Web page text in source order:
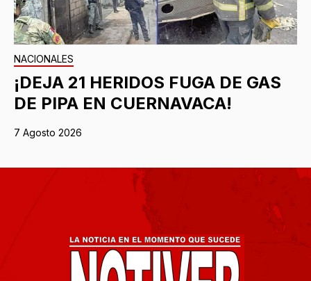
NACIONALES
¡DEJA 21 HERIDOS FUGA DE GAS
DE PIPA EN CUERNAVACA!
7 Agosto 2026